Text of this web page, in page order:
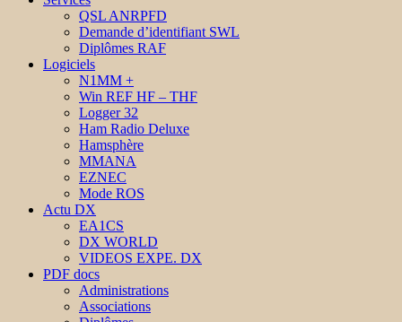
QSL ANRPFD
Demande d’identifiant SWL
Diplômes RAF
Logiciels
N1MM +
Win REF HF – THF
Logger 32
Ham Radio Deluxe
Hamsphère
MMANA
EZNEC
Mode ROS
Actu DX
EA1CS
DX WORLD
VIDEOS EXPE. DX
PDF docs
Administrations
Associations